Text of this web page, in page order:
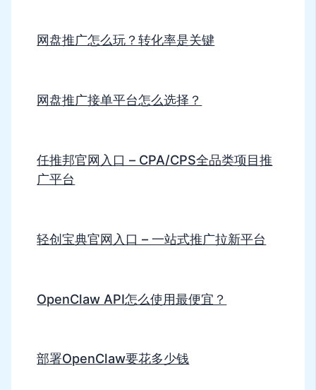
网盘推广怎么玩？转化率是关键
网盘推广接单平台怎么选择？
任推邦官网入口 – CPA/CPS全品类项目推
广平台
轻创宝典官网入口 – 一站式推广拉新平台
OpenClaw API怎么使用最便宜？
部署OpenClaw要花多少钱